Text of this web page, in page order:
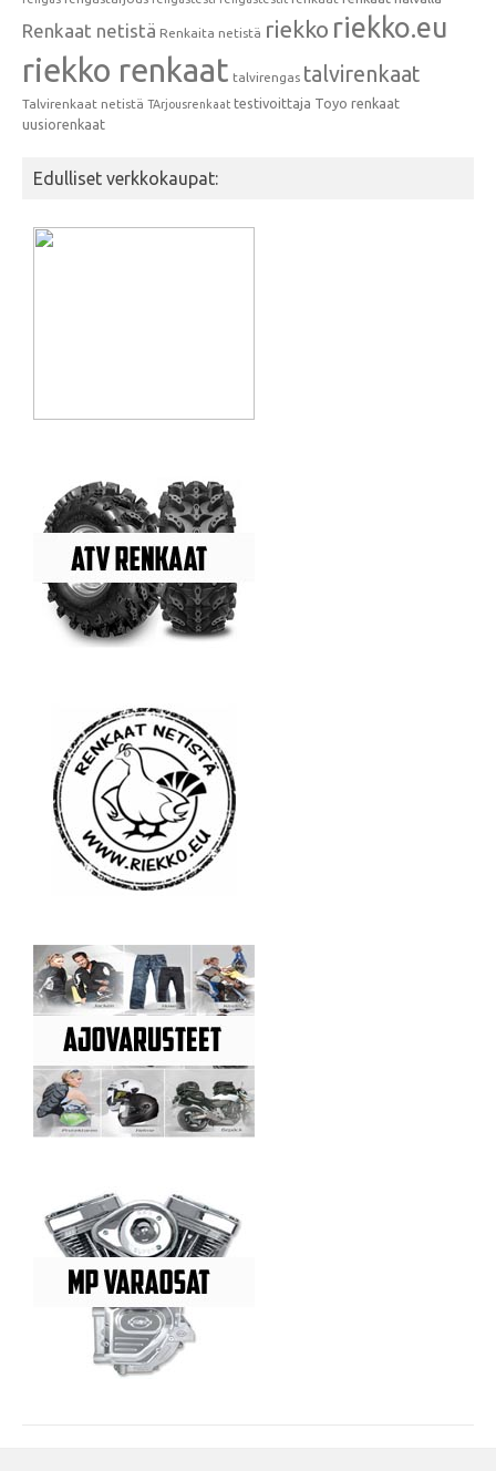
Renkaat netistä Renkaita netistä riekko riekko.eu
riekko renkaat talvirengas talvirenkaat
Talvirenkaat netistä TArjousrenkaat testivoittaja Toyo renkaat
uusiorenkaat
Edulliset verkkokaupat: